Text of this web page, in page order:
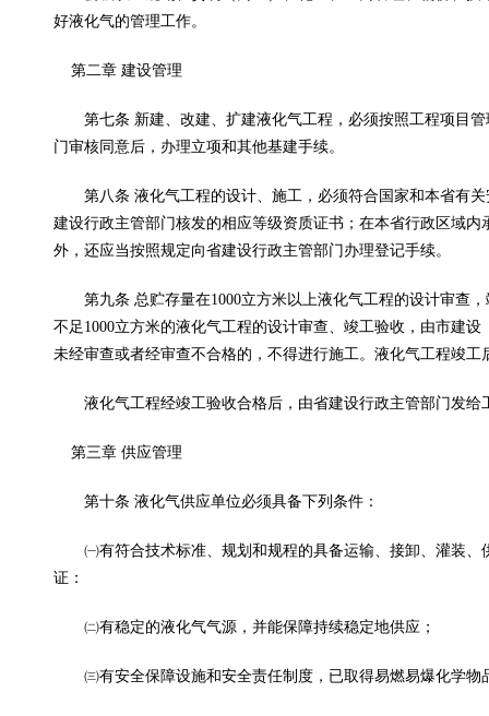
好液化气的管理工作。
第二章 建设管理
第七条 新建、改建、扩建液化气工程，必须按照工程项目管
门审核同意后，办理立项和其他基建手续。
第八条 液化气工程的设计、施工，必须符合国家和本省有关
建设行政主管部门核发的相应等级资质证书；在本省行政区域
外，还应当按照规定向省建设行政主管部门办理登记手续。
第九条 总贮存量在1000立方米以上液化气工程的设计审查，
不足1000立方米的液化气工程的设计审查、竣工验收，由市建
未经审查或者经审查不合格的，不得进行施工。液化气工程竣
液化气工程经竣工验收合格后，由省建设行政主管部门发给
第三章 供应管理
第十条 液化气供应单位必须具备下列条件：
㈠有符合技术标准、规划和规程的具备运输、接卸、灌装、
证：
㈡有稳定的液化气气源，并能保障持续稳定地供应；
㈢有安全保障设施和安全责任制度，已取得易燃易爆化学物